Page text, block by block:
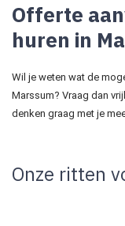
Offerte
huren in
Wil je weten wat de
Marssum? Vraag dan
denken graag met je
Onze ritten